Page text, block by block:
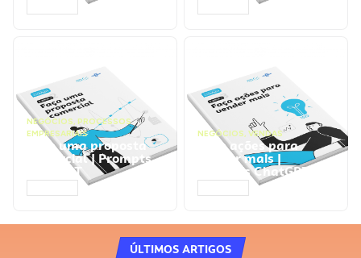
NEGÓCIOS, PROCESSOS
EMPRESARIAIS
Faça uma proposta
comercial | Prompts
ChatGPT
NEGÓCIOS, VENDAS
Faça ações para
vender mais |
Prompts ChatGPT
ÚLTIMOS ARTIGOS